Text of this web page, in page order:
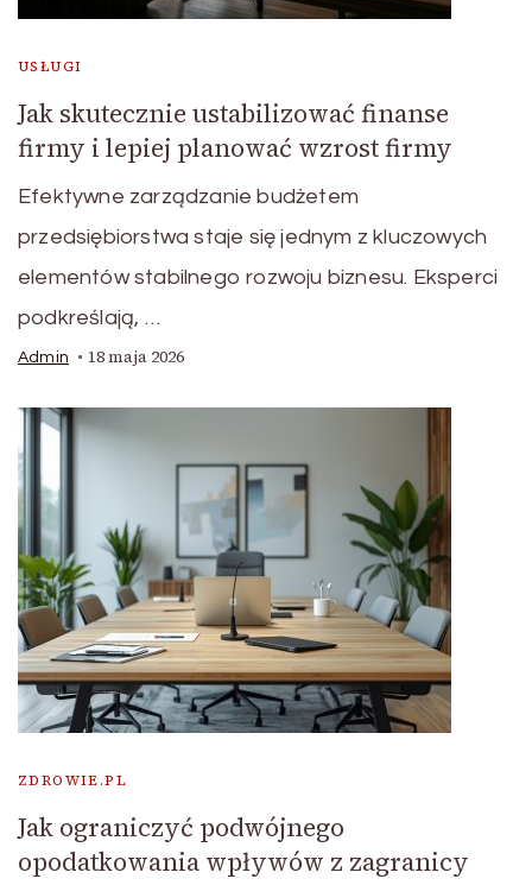
USŁUGI
Jak skutecznie ustabilizować finanse
firmy i lepiej planować wzrost firmy
Efektywne zarządzanie budżetem
przedsiębiorstwa staje się jednym z kluczowych
elementów stabilnego rozwoju biznesu. Eksperci
podkreślają, …
Admin 18 maja 2026
ZDROWIE.PL
Jak ograniczyć podwójnego
opodatkowania wpływów z zagranicy